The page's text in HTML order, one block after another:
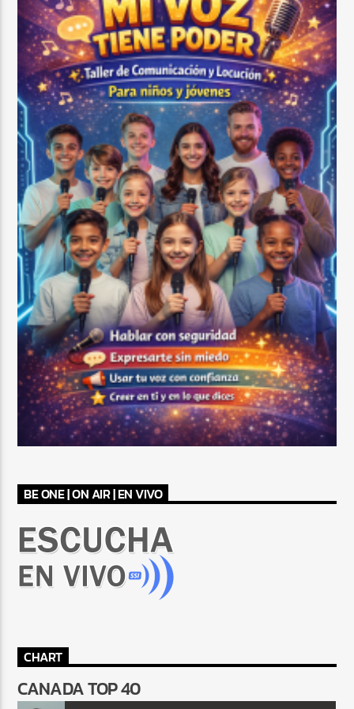
BE ONE | ON AIR | EN VIVO
CHART
CANADA TOP 40